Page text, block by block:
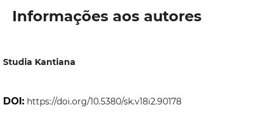
Informações aos autores
Studia Kantiana
DOI: https://doi.org/10.5380/sk.v18i2.90178